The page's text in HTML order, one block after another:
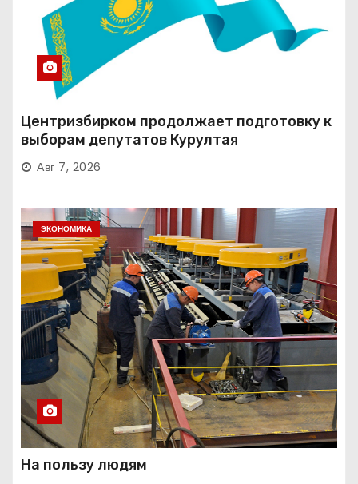
Центризбирком продолжает подготовку к
выборам депутатов Курултая
Авг 7, 2026
ЭКОНОМИКА
На пользу людям